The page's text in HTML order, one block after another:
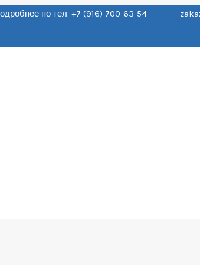
Подробнее по тел. +7 (916) 700-63-54